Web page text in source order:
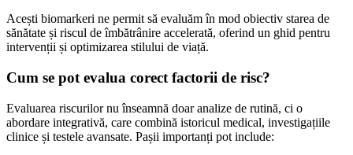
Acești biomarkeri ne permit să evaluăm în mod obiectiv starea de
sănătate și riscul de îmbătrânire accelerată, oferind un ghid pentru
intervenții și optimizarea stilului de viață.
Cum se pot evalua corect factorii de risc?
Evaluarea riscurilor nu înseamnă doar analize de rutină, ci o
abordare integrativă, care combină istoricul medical, investigațiile
clinice și testele avansate. Pașii importanți pot include: